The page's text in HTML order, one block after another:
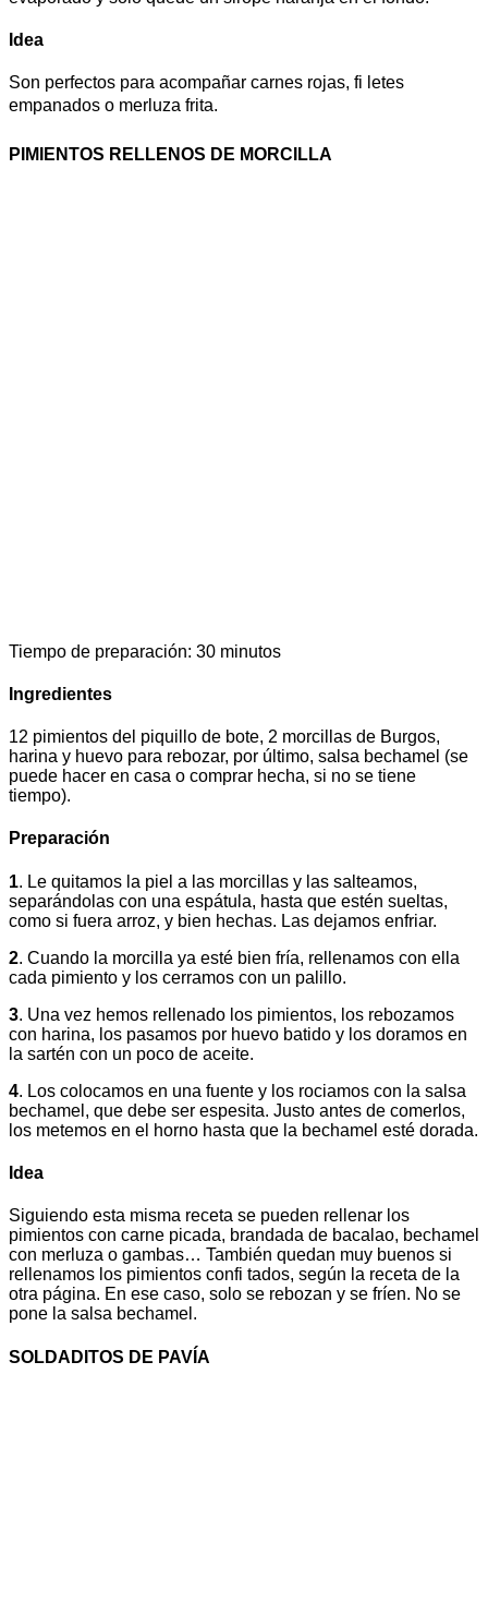
Idea
Son perfectos para acompañar carnes rojas, fi letes
empanados o merluza frita. 
PIMIENTOS RELLENOS DE MORCILLA
Tiempo de preparación: 30 minutos
Ingredientes
12 pimientos del piquillo de bote, 2 morcillas de Burgos,
harina y huevo para rebozar, por último, salsa bechamel (se
puede hacer en casa o comprar hecha, si no se tiene
tiempo).
Preparación
1. Le quitamos la piel a las morcillas y las salteamos,
separándolas con una espátula, hasta que estén sueltas,
como si fuera arroz, y bien hechas. Las dejamos enfriar.
2. Cuando la morcilla ya esté bien fría, rellenamos con ella
cada pimiento y los cerramos con un palillo.
3. Una vez hemos rellenado los pimientos, los rebozamos
con harina, los pasamos por huevo batido y los doramos en
la sartén con un poco de aceite.
4. Los colocamos en una fuente y los rociamos con la salsa
bechamel, que debe ser espesita. Justo antes de comerlos,
los metemos en el horno hasta que la bechamel esté dorada.
Idea
Siguiendo esta misma receta se pueden rellenar los
pimientos con carne picada, brandada de bacalao, bechamel
con merluza o gambas… También quedan muy buenos si
rellenamos los pimientos confi tados, según la receta de la
otra página. En ese caso, solo se rebozan y se fríen. No se
pone la salsa bechamel.
SOLDADITOS DE PAVÍA